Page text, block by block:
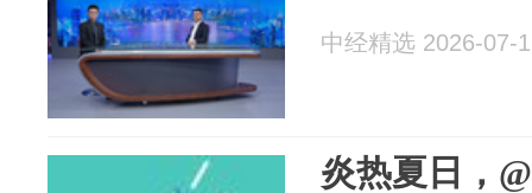
中经精选 2026-07-
炎热夏日，